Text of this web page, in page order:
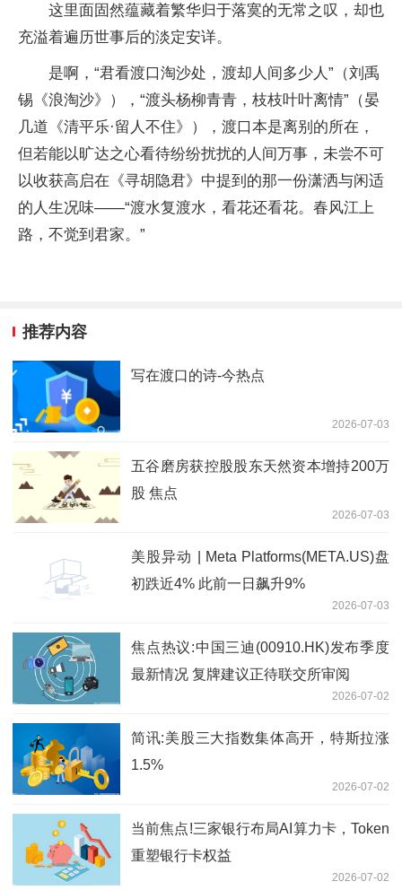
这里面固然蕴藏着繁华归于落寞的无常之叹，却也
充溢着遍历世事后的淡定安详。
是啊，“君看渡口淘沙处，渡却人间多少人”（刘禹
锡《浪淘沙》），“渡头杨柳青青，枝枝叶叶离情”（晏
几道《清平乐·留人不住》），渡口本是离别的所在，
但若能以旷达之心看待纷纷扰扰的人间万事，未尝不可
以收获高启在《寻胡隐君》中提到的那一份潇洒与闲适
的人生况味——“渡水复渡水，看花还看花。春风江上
路，不觉到君家。”
推荐内容
写在渡口的诗-今热点
2026-07-03
五谷磨房获控股股东天然资本增持200万
股 焦点
2026-07-03
美股异动 | Meta Platforms(META.US)盘
初跌近4% 此前一日飙升9%
2026-07-03
焦点热议:中国三迪(00910.HK)发布季度
最新情况 复牌建议正待联交所审阅
2026-07-02
简讯:美股三大指数集体高开，特斯拉涨
1.5%
2026-07-02
当前焦点!三家银行布局AI算力卡，Token
重塑银行卡权益
2026-07-02